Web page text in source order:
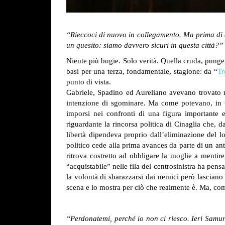
“Rieccoci di nuovo in collegamento. Ma prima
un quesito: siamo davvero sicuri in questa città?”
Niente più bugie. Solo verità. Quella cruda,
basi per una terza, fondamentale, stagione: da “
punto di vista.
Gabriele, Spadino ed Aureliano avevano
intenzione di sgominare. Ma come potevano,
imporsi nei confronti di una figura importante
riguardante la rincorsa politica di Cinaglia che,
libertà dipendeva proprio dall’eliminazione del
politico cede alla prima avances da parte di un
ritrova costretto ad obbligare la moglie a
“acquistabile” nelle fila del centrosinistra ha
la volontà di sbarazzarsi dai nemici però
scena e lo mostra per ciò che realmente è. Ma,
“Perdonatemi, perché io non ci riesco. Ieri